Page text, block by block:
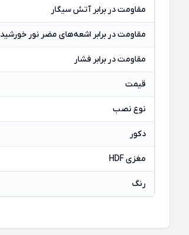
مقاومت در برابر آتش سیگار
مقاومت در برابر اشعه‌های مضر نور خورشید
مقاومت در برابر فشار
قیمت
نوع نصب
دکور
مغزی HDF
رنگ